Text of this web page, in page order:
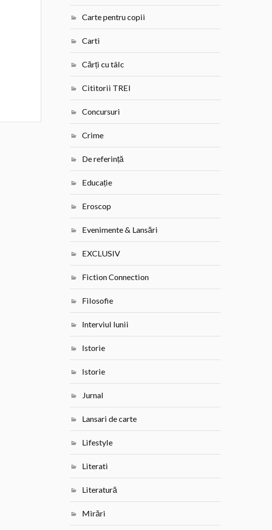
Carte pentru copii
Carti
Cărți cu tâlc
Cititorii TREI
Concursuri
Crime
De referință
Educație
Eroscop
Evenimente & Lansări
EXCLUSIV
Fiction Connection
Filosofie
Interviul lunii
Istorie
Istorie
Jurnal
Lansari de carte
Lifestyle
Literati
Literatură
Mirări